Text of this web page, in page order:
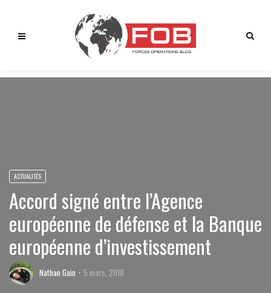
ACTUALITÉS
Accord signé entre l’Agence
européenne de défense et la Banque
européenne d’investissement
Nathan Gain 5 mars, 2018